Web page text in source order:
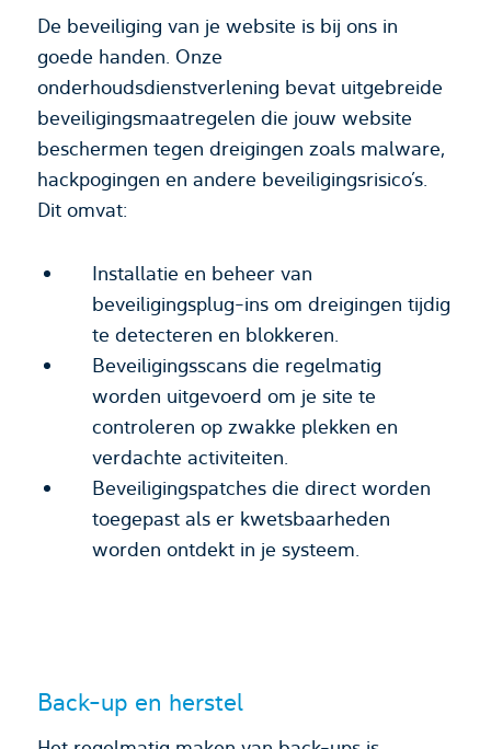
De beveiliging van je website is bij ons in
goede handen. Onze
onderhoudsdienstverlening bevat uitgebreide
beveiligingsmaatregelen die jouw website
beschermen tegen dreigingen zoals malware,
hackpogingen en andere beveiligingsrisico’s.
Dit omvat:
Installatie en beheer van
beveiligingsplug-ins om dreigingen tijdig
te detecteren en blokkeren.
Beveiligingsscans die regelmatig
worden uitgevoerd om je site te
controleren op zwakke plekken en
verdachte activiteiten.
Beveiligingspatches die direct worden
toegepast als er kwetsbaarheden
worden ontdekt in je systeem.
Back-up en herstel